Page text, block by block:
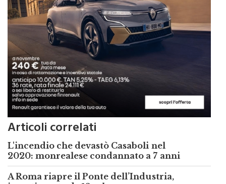
Articoli correlati
L'incendio che devastò Casaboli nel
2020: monrealese condannato a 7 anni